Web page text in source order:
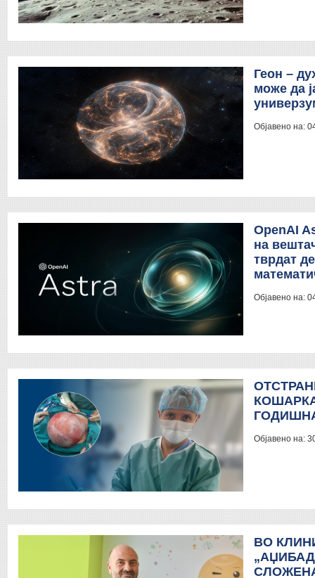
Геон –
може да
Објавено на:
OpenAI
на
тврдат
Објавено на:
Објавено на:
ВО